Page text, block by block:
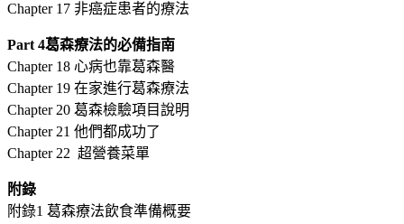
Chapter 17 非癌症患者的療法
Part 4葛森療法的必備指南
Chapter 18 心病也靠葛森醫
Chapter 19 在家進行葛森療法
Chapter 20 葛森檢驗項目說明
Chapter 21 他們都成功了
Chapter 22 超營養菜單
附錄
附錄1 葛森療法飲食準備概要